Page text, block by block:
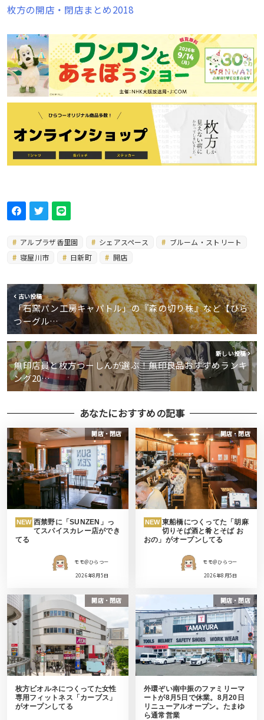
枚方の開店・閉店まとめ2018
アルプラザ香里園 シェアスペース
ブルーム・ストリート
寝屋川市
日新町 開店
古い投稿
「石窯パン工房キャパトル」の『森の切り株』など【ひら
つーグル…
新しい投稿
無印店員と枚方つーしんが選ぶ！無印良品おすすめランキ
ング20…
あなたにおすすめの記事
開店・閉店
NEW 西禁野に「SUNZEN」っ
てスパイスカレー店ができ
てる
モモ＠ひらつー
2026年8月5日
開店・閉店
NEW 東船橋につくってた「胡麻
切りそば酒と肴とそば お
おの」がオープンしてる
モモ＠ひらつー
2026年8月5日
開店・閉店
枚方ビオルネにつくってた女性
専用フィットネス「カーブス」
がオープンしてる
開店・閉店
外環ぞい南中振のファミリーマ
ートが8月5日で休業。8月20日
リニューアルオープン。たまゆ
ら通常営業